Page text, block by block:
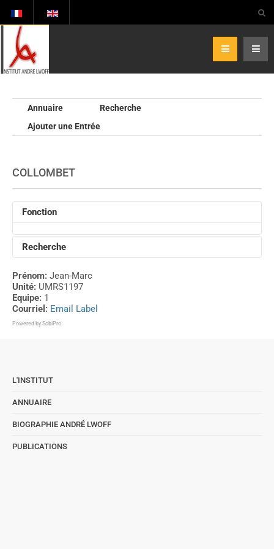
Annuaire
Recherche
Ajouter une Entrée
COLLOMBET
Fonction
Recherche
Prénom: Jean-Marc
Unité: UMRS1197
Equipe: 1
Courriel: Email Label
Powered by SobiPro
L'INSTITUT
ANNUAIRE
BIOGRAPHIE ANDRÉ LWOFF
PUBLICATIONS